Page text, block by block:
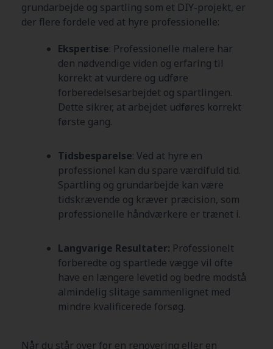
grundarbejde og spartling som et DIY-projekt, er
der flere fordele ved at hyre professionelle:
Ekspertise: Professionelle malere har
den nødvendige viden og erfaring til
korrekt at vurdere og udføre
forberedelsesarbejdet og spartlingen.
Dette sikrer, at arbejdet udføres korrekt
første gang.
Tidsbesparelse: Ved at hyre en
professionel kan du spare værdifuld tid.
Spartling og grundarbejde kan være
tidskrævende og kræver præcision, som
professionelle håndværkere er trænet i.
Langvarige Resultater: Professionelt
forberedte og spartlede vægge vil ofte
have en længere levetid og bedre modstå
almindelig slitage sammenlignet med
mindre kvalificerede forsøg.
Når du står over for en renovering eller en